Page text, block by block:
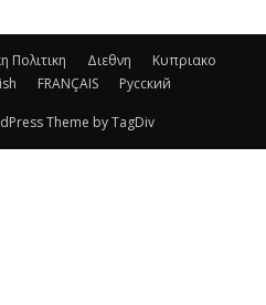
Πολιτικη Διεθνη
Κυπριακο
FRANÇAIS Русский
Theme by TagDiv